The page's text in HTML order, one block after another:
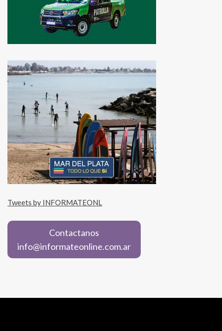
Tweets by INFORMATEONL
Contactanos
info@informateonline.com.ar